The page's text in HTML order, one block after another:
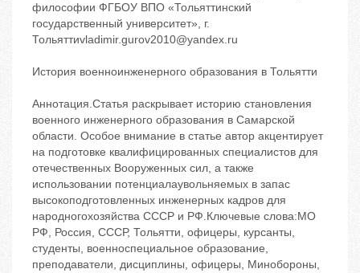
философии ФГБОУ ВПО «Тольяттинский
государственный университет», г.
Тольяттиvladimir.gurov2010@yandex.ru
История военноинженерного образования в Тольятти
Аннотация.Статья раскрывает историю становления
военного инженерного образования в Самарской
области. Особое внимание в статье автор акцентирует
на подготовке квалифицированных специалистов для
отечественных Вооруженных сил, а также
использовании потенциалаувольняемых в запас
высокоподготовленных инженерных кадров для
народногохозяйства СССР и РФ.Ключевые слова:МО
РФ, Россия, СССР, Тольятти, офицеры, курсанты,
студенты, военноспециальное образование,
преподаватели, дисциплины, офицеры, Минобороны,